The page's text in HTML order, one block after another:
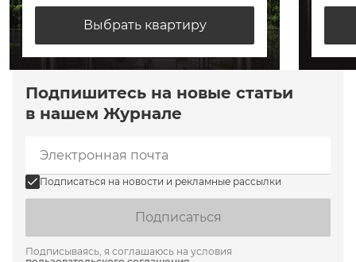
Выбрать квартиру
Подпишитесь на новые статьи
в нашем Журнале
Подписаться на новости и рекламные рассылки
Подписаться
Подписываясь, я соглашаюсь на условия